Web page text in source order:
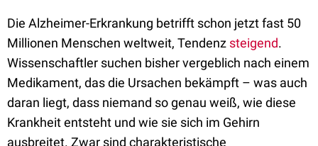
Die Alzheimer-Erkrankung betrifft schon jetzt fast 50
Millionen Menschen weltweit, Tendenz steigend.
Wissenschaftler suchen bisher vergeblich nach einem
Medikament, das die Ursachen bekämpft – was auch
daran liegt, dass niemand so genau weiß, wie diese
Krankheit entsteht und wie sie sich im Gehirn
ausbreitet. Zwar sind charakteristische